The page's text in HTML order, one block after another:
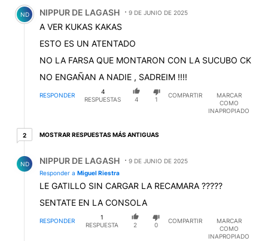
Comentario de NIPPUR DE LAGASH.
ND NIPPUR DE LAGASH 9 DE JUNIO DE 2025
A VER KUKAS KAKAS
ESTO ES UN ATENTADO
NO LA FARSA QUE MONTARON CON LA SUCUBO CK
NO ENGAÑAN A NADIE , SADREIM !!!!
RESPONDER
4
RESPUESTAS
4 1
COMPARTIR
MARCAR
COMO
INAPROPIADO
22 respuestas más antiguas
MOSTRAR RESPUESTAS MÁS ANTIGUAS
ND NIPPUR DE LAGASH
9 DE JUNIO DE 2025
Responder a Miguel Riestra
LE GATILLO SIN CARGAR LA RECAMARA ?????
SENTATE EN LA CONSOLA
RESPONDER
1
RESPUESTA
2 0
COMPARTIR
MARCAR
COMO
INAPROPIADO